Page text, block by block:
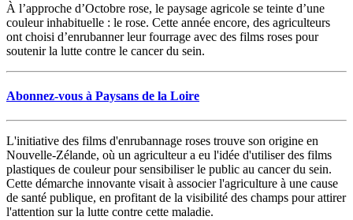
À l’approche d’Octobre rose, le paysage agricole se teinte d’une
couleur inhabituelle : le rose. Cette année encore, des agriculteurs
ont choisi d’enrubanner leur fourrage avec des films roses pour
soutenir la lutte contre le cancer du sein.
Abonnez-vous à Paysans de la Loire
L'initiative des films d'enrubannage roses trouve son origine en
Nouvelle-Zélande, où un agriculteur a eu l'idée d'utiliser des films
plastiques de couleur pour sensibiliser le public au cancer du sein.
Cette démarche innovante visait à associer l'agriculture à une cause
de santé publique, en profitant de la visibilité des champs pour attirer
l'attention sur la lutte contre cette maladie.